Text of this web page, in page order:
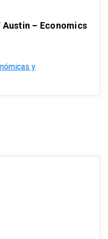
Austin – Economics
y